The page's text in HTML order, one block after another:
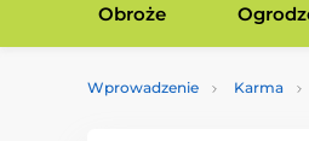
Obroże
Wprowadzenie Karma